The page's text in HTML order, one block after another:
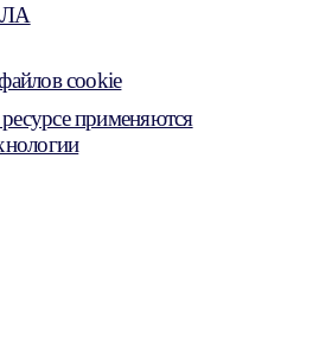
cookie
применяются